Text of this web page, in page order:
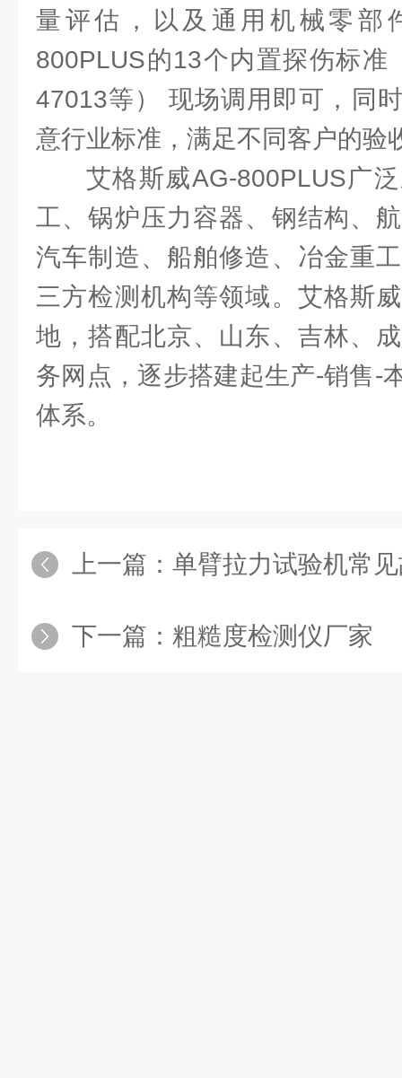
量评估，以及通用机械零部
800PLUS的13个内置探伤标准
47013等） 现场调用即可，同
意行业标准，满足不同客户的验
艾格斯威AG-800PLUS广
工、锅炉压力容器、钢结构、
汽车制造、船舶修造、冶金重
三方检测机构等领域。艾格斯
地，搭配北京、山东、吉林、
务网点，逐步搭建起生产-销售-
体系。
上一篇： 单臂拉力试验机常
下一篇： 粗糙度检测仪厂家